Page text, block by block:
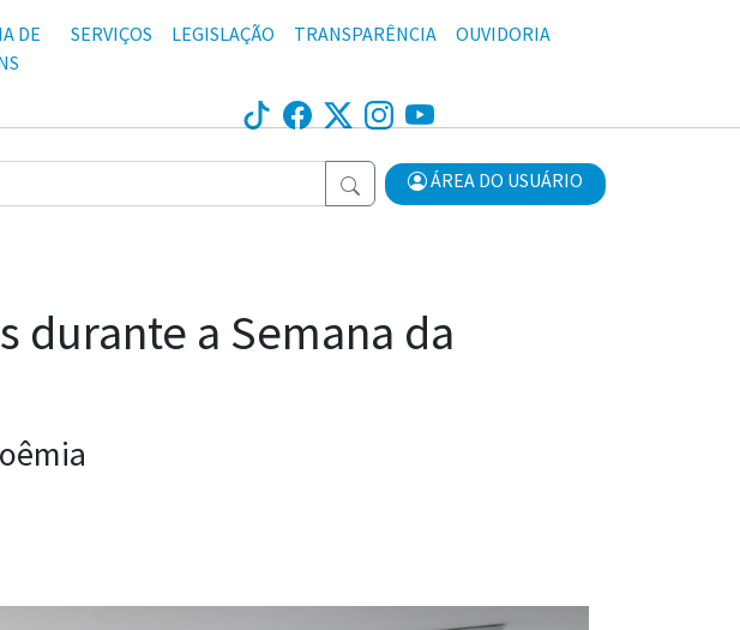
DE
SERVIÇOS LEGISLAÇÃO TRANSPARÊNCIA OUVIDORIA
ÁREA DO USUÁRIO
durante a Semana da